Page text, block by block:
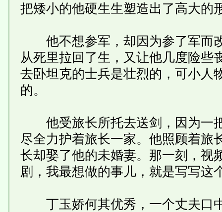
把矮小的他硬生生塑造出了高大的
他不想参军，却因为参了军而
从死里拉回了生，又让他几度险些
去卧坦克的士兵是壮烈的，可小人
的。
他受旅长所托去送剑，因为一
尽全力护着旅长一家。他照顾着旅
长却娶了他的未婚妻。那一刻，视
剧，我最想做的事儿，就是写写这
丁玉娇何其优秀，一个丈夫口